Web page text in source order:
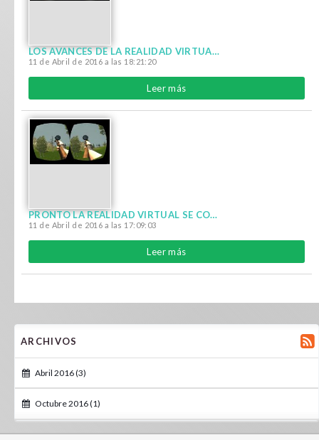
LOS AVANCES DE LA REALIDAD VIRTUAL EN LA ACTUALIDAD
11 de Abril de 2016 a las 18:21:20
Leer más
PRONTO LA REALIDAD VIRTUAL SE CONVERTIRÁ EN EL FUTURO DE LOS VIDEOJUEGOS
11 de Abril de 2016 a las 17:09:03
Leer más
ARCHIVOS
Abril 2016 (3)
Octubre 2016 (1)